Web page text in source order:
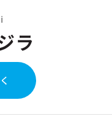
ラ